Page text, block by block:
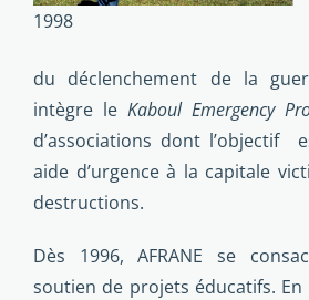
1998
du déclenchement de la
intègre le Kaboul Emergency
d’associations dont l’objectif
aide d’urgence à la capitale
destructions.
Dès 1996, AFRANE se
soutien de projets éducatifs. En